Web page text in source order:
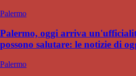
Palermo
Palermo, oggi arriva
possono salutare: le notizie di
Palermo